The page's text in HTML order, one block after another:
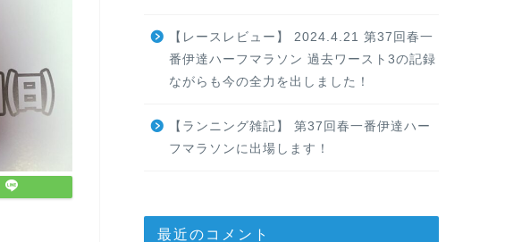
【レースレビュー】 2024.4.21 第37回春一
番伊達ハーフマラソン 過去ワースト3の記録
ながらも今の全力を出しました！
【ランニング雑記】 第37回春一番伊達ハー
フマラソンに出場します！
最近のコメント